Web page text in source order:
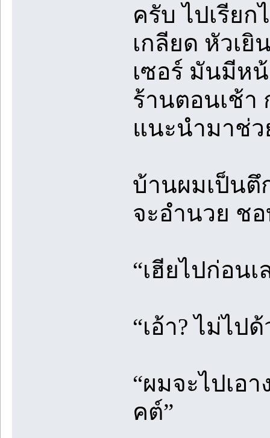
ครับ ไปเรียก
เกลียด หัวเ
เซอร์ มันมีห
ร้านตอนเช้า
แนะนำมาช่
บ้านผมเป็น
จะอำนวย ช
“เฮียไปก่อน
“เอ้า? ไม่ไป
“ผมจะไปเอ
คต์”